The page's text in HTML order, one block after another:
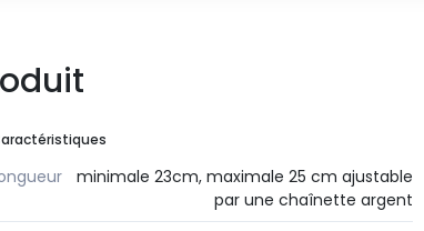
minimale 23cm, maximale 25 cm ajustable
par une chaînette argent